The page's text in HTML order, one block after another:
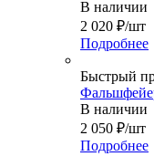
В наличии
2 020 ₽/шт
Подробнее
Быстрый
В наличии
2 050 ₽/шт
Подробнее